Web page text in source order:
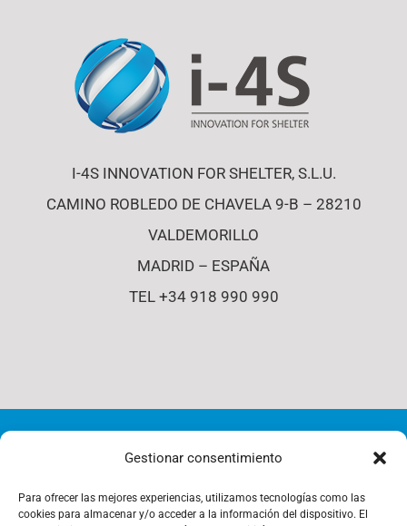
Gestionar consentimiento
Para ofrecer las mejores experiencias, utilizamos tecnologías como las
cookies para almacenar y/o acceder a la información del dispositivo. El
I-4S INNOVATION FOR SHELTER, S.L.U.
CAMINO ROBLEDO DE CHAVELA 9-B – 28210
VALDEMORILLO
MADRID – ESPAÑA
TEL +34 918 990 990
Política de Cookies